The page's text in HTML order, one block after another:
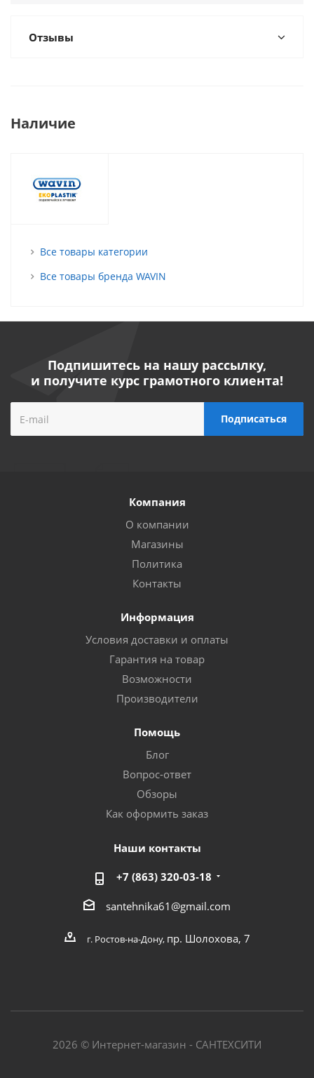
Отзывы
Наличие
Все товары категории
Все товары бренда WAVIN
Подпишитесь на нашу рассылку,
и получите курс грамотного клиента!
Компания
О компании
Магазины
Политика
Контакты
Информация
Условия доставки и оплаты
Гарантия на товар
Возможности
Производители
Помощь
Блог
Вопрос-ответ
Обзоры
Как оформить заказ
Наши контакты
+7 (863) 320-03-18
santehnika61@gmail.com
г. Ростов-на-Дону, пр. Шолохова, 7
2026 © Интернет-магазин - САНТЕХСИТИ